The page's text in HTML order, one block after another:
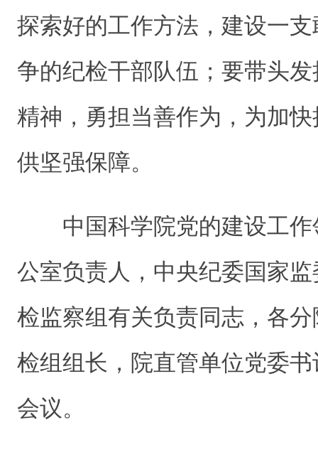
探索好的工作方法，建设一
争的纪检干部队伍；要带头
精神，勇担当善作为，为加
供坚强保障。
中国科学院党的建设工
公室负责人，中央纪委国家
检监察组有关负责同志，各
检组组长，院直管单位党委
会议。